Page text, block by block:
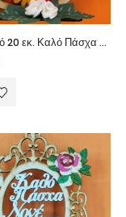
Σταντ αυγό 20 εκ. Καλό Πάσχα Θεία